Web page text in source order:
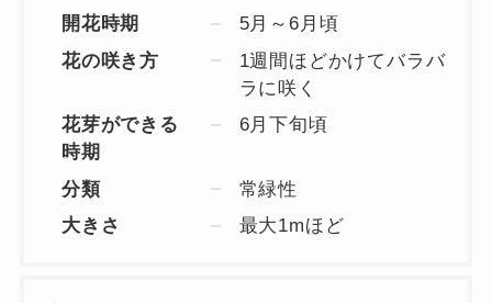
開花時期
5月～6月頃
花の咲き方
1週間ほどかけてバラバ
ラに咲く
花芽ができる
時期
6月下旬頃
分類
常緑性
大きさ
最大1mほど